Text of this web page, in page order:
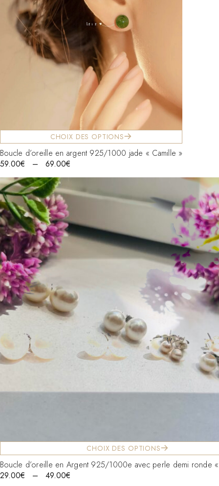
CHOIX DES OPTIONS
Boucle d’oreille en argent 925/1000 jade « Camille »
59.00€ – 69.00€
CHOIX DES OPTIONS
Boucle d’oreille en Argent 925/1000e avec perle demi ronde
29.00€ – 49.00€